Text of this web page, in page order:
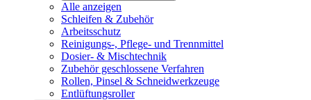
Alle anzeigen
Schleifen & Zubehör
Arbeitsschutz
Reinigungs-, Pflege- und Trennmittel
Dosier- & Mischtechnik
Zubehör geschlossene Verfahren
Rollen, Pinsel & Schneidwerkzeuge
Entlüftungsroller